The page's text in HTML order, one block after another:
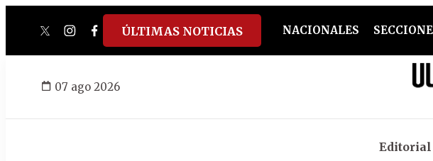
twitterinstagram
facebook
tiktokyoutube
spotify
ÚLTIMAS NOTICIAS NACIONALES
07 ago 2026
Editorial